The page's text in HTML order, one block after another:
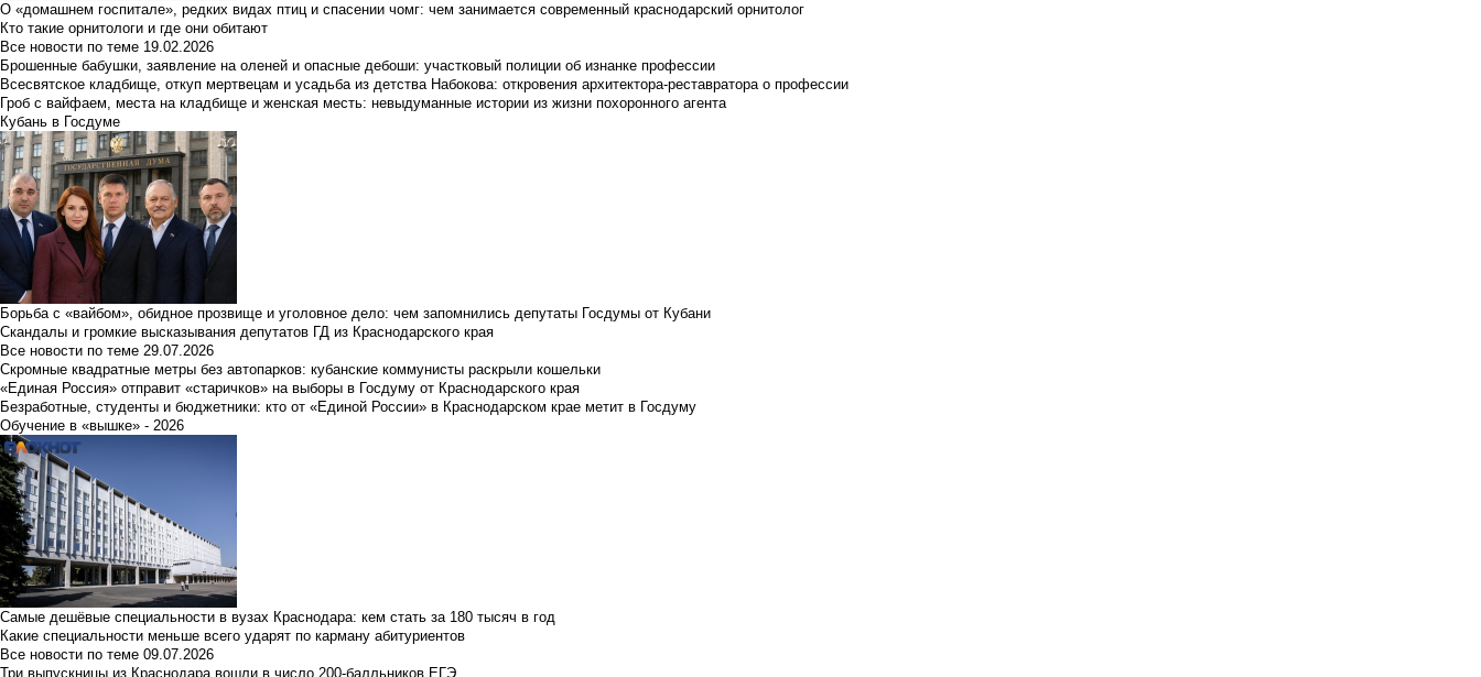
О «домашнем госпитале», редких видах птиц и спасении чомг: чем занимается современный краснодарский орнитолог
Кто такие орнитологи и где они обитают
Все новости по теме 19.02.2026
Брошенные бабушки, заявление на оленей и опасные дебоши: участковый полиции об изнанке профессии
Всесвятское кладбище, откуп мертвецам и усадьба из детства Набокова: откровения архитектора-реставратора о профессии
Гроб с вайфаем, места на кладбище и женская месть: невыдуманные истории из жизни похоронного агента
Кубань в Госдуме
Борьба с «вайбом», обидное прозвище и уголовное дело: чем запомнились депутаты Госдумы от Кубани
Скандалы и громкие высказывания депутатов ГД из Краснодарского края
Все новости по теме 29.07.2026
Скромные квадратные метры без автопарков: кубанские коммунисты раскрыли кошельки
«Единая Россия» отправит «старичков» на выборы в Госдуму от Краснодарского края
Безработные, студенты и бюджетники: кто от «Единой России» в Краснодарском крае метит в Госдуму
Обучение в «вышке» - 2026
Самые дешёвые специальности в вузах Краснодара: кем стать за 180 тысяч в год
Какие специальности меньше всего ударят по карману абитуриентов
Все новости по теме 09.07.2026
Три выпускницы из Краснодара вошли в число 200-балльников ЕГЭ